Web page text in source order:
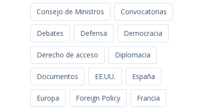
Consejo de Ministros Convocatorias
Debates Defensa Democracia
Derecho de acceso Diplomacia
Documentos EE.UU. España
Europa Foreign Policy Francia